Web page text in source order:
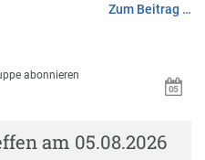
Zum Beitrag …
abonnieren
am 05.08.2026